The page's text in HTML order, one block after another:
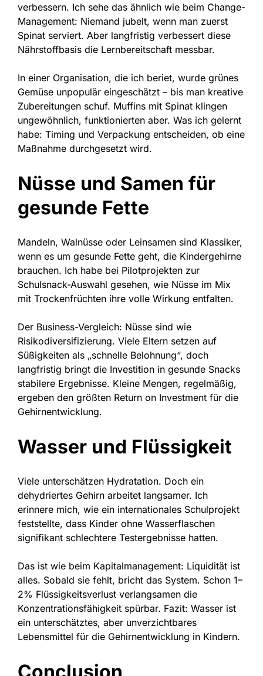
verbessern. Ich sehe das ähnlich wie beim Change-
Management: Niemand jubelt, wenn man zuerst
Spinat serviert. Aber langfristig verbessert diese
Nährstoffbasis die Lernbereitschaft messbar.
In einer Organisation, die ich beriet, wurde grünes
Gemüse unpopulär eingeschätzt – bis man kreative
Zubereitungen schuf. Muffins mit Spinat klingen
ungewöhnlich, funktionierten aber. Was ich gelernt
habe: Timing und Verpackung entscheiden, ob eine
Maßnahme durchgesetzt wird.
Nüsse und Samen für
gesunde Fette
Mandeln, Walnüsse oder Leinsamen sind Klassiker,
wenn es um gesunde Fette geht, die Kindergehirne
brauchen. Ich habe bei Pilotprojekten zur
Schulsnack-Auswahl gesehen, wie Nüsse im Mix
mit Trockenfrüchten ihre volle Wirkung entfalten.
Der Business-Vergleich: Nüsse sind wie
Risikodiversifizierung. Viele Eltern setzen auf
Süßigkeiten als „schnelle Belohnung“, doch
langfristig bringt die Investition in gesunde Snacks
stabilere Ergebnisse. Kleine Mengen, regelmäßig,
ergeben den größten Return on Investment für die
Gehirnentwicklung.
Wasser und Flüssigkeit
Viele unterschätzen Hydratation. Doch ein
dehydriertes Gehirn arbeitet langsamer. Ich
erinnere mich, wie ein internationales Schulprojekt
feststellte, dass Kinder ohne Wasserflaschen
signifikant schlechtere Testergebnisse hatten.
Das ist wie beim Kapitalmanagement: Liquidität ist
alles. Sobald sie fehlt, bricht das System. Schon 1–
2% Flüssigkeitsverlust verlangsamen die
Konzentrationsfähigkeit spürbar. Fazit: Wasser ist
ein unterschätztes, aber unverzichtbares
Lebensmittel für die Gehirnentwicklung in Kindern.